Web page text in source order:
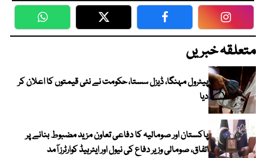
WhatsApp Twitter Facebook
متعلقہ خبریں
پیٹرول مہنگا، ڈیزل سستا، حکومت نے نئی قیمتوں کا اعلان کر
دیا
پاکستان اور صومالیہ کا دفاعی تعاون مزید مضبوط بنانے پر
اتفاق، صومالی وزیر دفاع کی نیول اور ایئرہیڈ کوارٹرز آمد